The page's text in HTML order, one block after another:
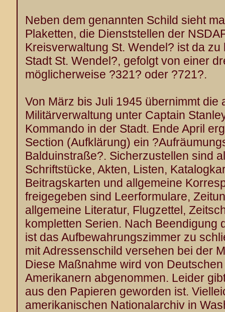
Neben dem genannten Schild sieht
Plaketten, die Dienststellen der
Kreisverwaltung St. Wendel? ist da
Stadt St. Wendel?, gefolgt von einer
möglicherweise ?321? oder ?721?.
Von März bis Juli 1945 übernimmt die
Militärverwaltung unter Captain
Kommando in der Stadt. Ende April
Section (Aufklärung) ein
Balduinstraße?. Sicherzustellen sind
Schriftstücke, Akten, Listen,
Beitragskarten und allgemeine
freigegeben sind Leerformulare,
allgemeine Literatur, Flugzettel,
kompletten Serien. Nach Beendigung
ist das Aufbewahrungszimmer zu
mit Adressenschild versehen bei der
Diese Maßnahme wird von
Amerikanern abgenommen. Leider
aus den Papieren geworden ist.
amerikanischen Nationalarchiv in